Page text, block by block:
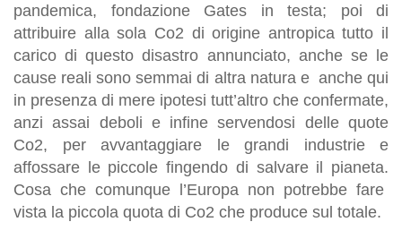
pandemica, fondazione Gates in testa; poi di
attribuire alla sola Co2 di origine antropica tutto il
carico di questo disastro annunciato, anche se le
cause reali sono semmai di altra natura e anche qui
in presenza di mere ipotesi tutt’altro che confermate,
anzi assai deboli e infine servendosi delle quote
Co2, per avvantaggiare le grandi industrie e
affossare le piccole fingendo di salvare il pianeta.
Cosa che comunque l’Europa non potrebbe fare
vista la piccola quota di Co2 che produce sul totale.